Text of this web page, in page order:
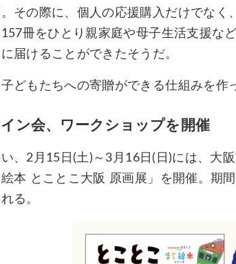
その際に、個人の応援購入だけでなく
冊をひとり親家庭や母子生活支援な
届けることができたそうだ。
どもたちへの寄贈ができる仕組みを作
ン会、ワークショップを開催
、2月15日(土)～3月16日(日)には、大
本 とことこ大阪 原画展」を開催。期
る。